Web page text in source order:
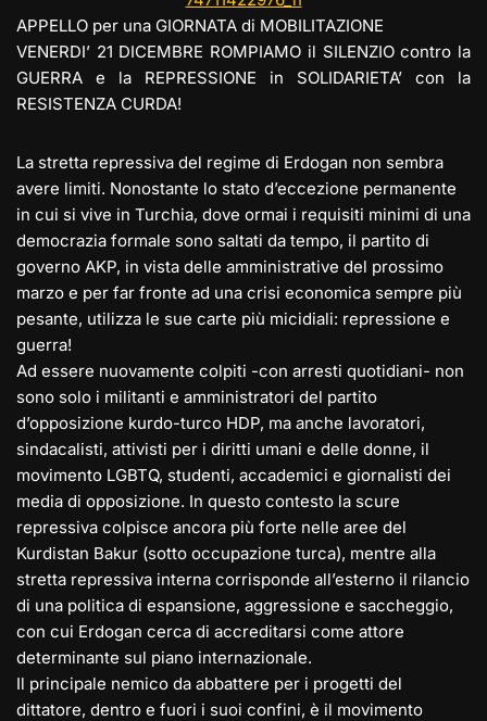
a
m
d
o
n
A
p
p
b
o
o
Li
n
k
di
APPELLO per una GIORNATA di MOBILITAZIONE
VENERDI’ 21 DICEMBRE ROMPIAMO il SILENZIO contro la
GUERRA e la REPRESSIONE in SOLIDARIETA’ con la
RESISTENZA CURDA!
La stretta repressiva del regime di Erdogan non sembra
avere limiti. Nonostante lo stato d’eccezione permanente
in cui si vive in Turchia, dove ormai i requisiti minimi di una
democrazia formale sono saltati da tempo, il partito di
governo AKP, in vista delle amministrative del prossimo
marzo e per far fronte ad una crisi economica sempre più
pesante, utilizza le sue carte più micidiali: repressione e
guerra!
Ad essere nuovamente colpiti -con arresti quotidiani- non
sono solo i militanti e amministratori del partito
d’opposizione kurdo-turco HDP, ma anche lavoratori,
sindacalisti, attivisti per i diritti umani e delle donne, il
movimento LGBTQ, studenti, accademici e giornalisti dei
media di opposizione. In questo contesto la scure
repressiva colpisce ancora più forte nelle aree del
Kurdistan Bakur (sotto occupazione turca), mentre alla
stretta repressiva interna corrisponde all’esterno il rilancio
di una politica di espansione, aggressione e saccheggio,
con cui Erdogan cerca di accreditarsi come attore
determinante sul piano internazionale.
Il principale nemico da abbattere per i progetti del
dittatore, dentro e fuori i suoi confini, è il movimento